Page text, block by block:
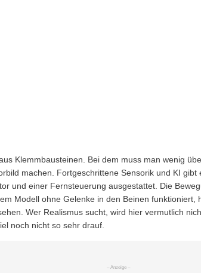
Klemmbausteinen. Bei dem muss man wenig
machen. Fortgeschrittene Sensorik und KI
und einer Fernsteuerung ausgestattet. Die
Modell ohne Gelenke in den Beinen funktioniert,
Wer Realismus sucht, wird hier vermutlich
noch nicht so sehr drauf.